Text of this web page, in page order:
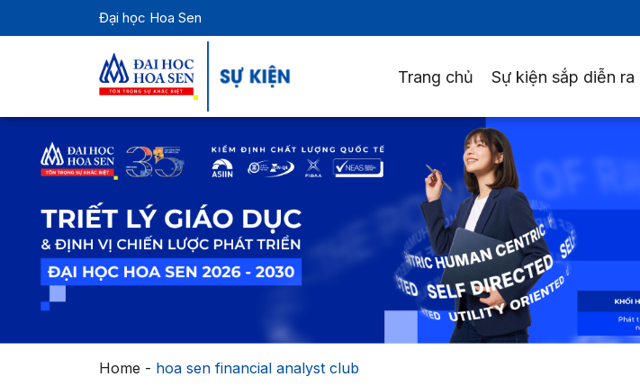
Đại học Hoa Sen
Trang chủ Sự kiện sắp diễn ra
Home - hoa sen financial analyst club